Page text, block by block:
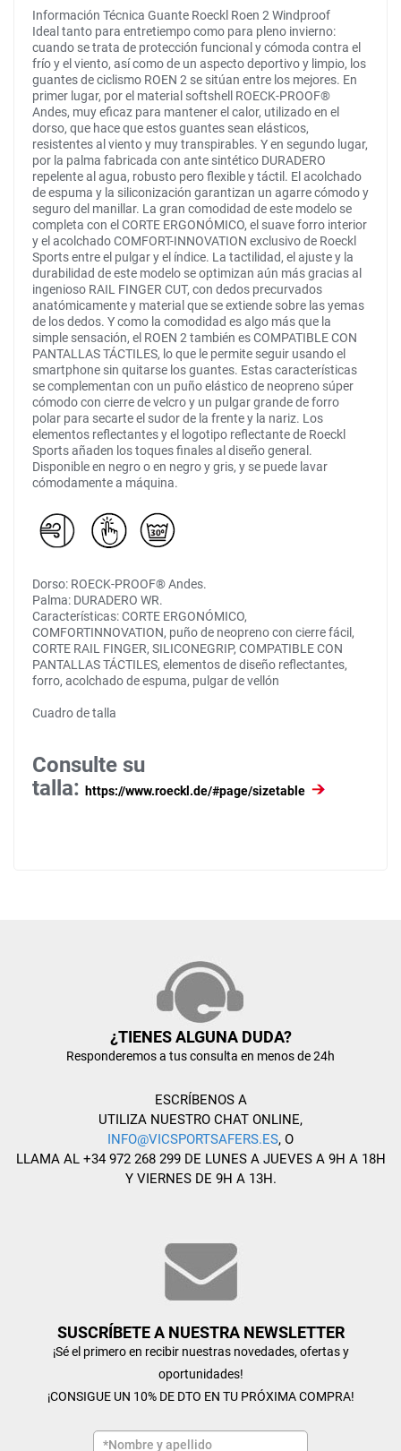
Información Técnica Guante Roeckl Roen 2 Windproof
Ideal tanto para entretiempo como para pleno invierno:
cuando se trata de protección funcional y cómoda contra el
frío y el viento, así como de un aspecto deportivo y limpio, los
guantes de ciclismo ROEN 2 se sitúan entre los mejores. En
primer lugar, por el material softshell ROECK-PROOF®
Andes, muy eficaz para mantener el calor, utilizado en el
dorso, que hace que estos guantes sean elásticos,
resistentes al viento y muy transpirables. Y en segundo lugar,
por la palma fabricada con ante sintético DURADERO
repelente al agua, robusto pero flexible y táctil. El acolchado
de espuma y la siliconización garantizan un agarre cómodo y
seguro del manillar. La gran comodidad de este modelo se
completa con el CORTE ERGONÓMICO, el suave forro interior
y el acolchado COMFORT-INNOVATION exclusivo de Roeckl
Sports entre el pulgar y el índice. La tactilidad, el ajuste y la
durabilidad de este modelo se optimizan aún más gracias al
ingenioso RAIL FINGER CUT, con dedos precurvados
anatómicamente y material que se extiende sobre las yemas
de los dedos. Y como la comodidad es algo más que la
simple sensación, el ROEN 2 también es COMPATIBLE CON
PANTALLAS TÁCTILES, lo que le permite seguir usando el
smartphone sin quitarse los guantes. Estas características
se complementan con un puño elástico de neopreno súper
cómodo con cierre de velcro y un pulgar grande de forro
polar para secarte el sudor de la frente y la nariz. Los
elementos reflectantes y el logotipo reflectante de Roeckl
Sports añaden los toques finales al diseño general.
Disponible en negro o en negro y gris, y se puede lavar
cómodamente a máquina.
Dorso: ROECK-PROOF® Andes.
Palma: DURADERO WR.
Características: CORTE ERGONÓMICO,
COMFORTINNOVATION, puño de neopreno con cierre fácil,
CORTE RAIL FINGER, SILICONEGRIP, COMPATIBLE CON
PANTALLAS TÁCTILES, elementos de diseño reflectantes,
forro, acolchado de espuma, pulgar de vellón
Cuadro de talla
Consulte su
talla: https://www.roeckl.de/#page/sizetable
¿TIENES ALGUNA DUDA?
Responderemos a tus consulta en menos de 24h
ESCRÍBENOS A
UTILIZA NUESTRO CHAT ONLINE,
INFO@VICSPORTSAFERS.ES, O
LLAMA AL +34 972 268 299 DE LUNES A JUEVES A 9H A 18H
Y VIERNES DE 9H A 13H.
SUSCRÍBETE A NUESTRA NEWSLETTER
¡Sé el primero en recibir nuestras novedades, ofertas y
oportunidades!
¡CONSIGUE UN 10% DE DTO EN TU PRÓXIMA COMPRA!